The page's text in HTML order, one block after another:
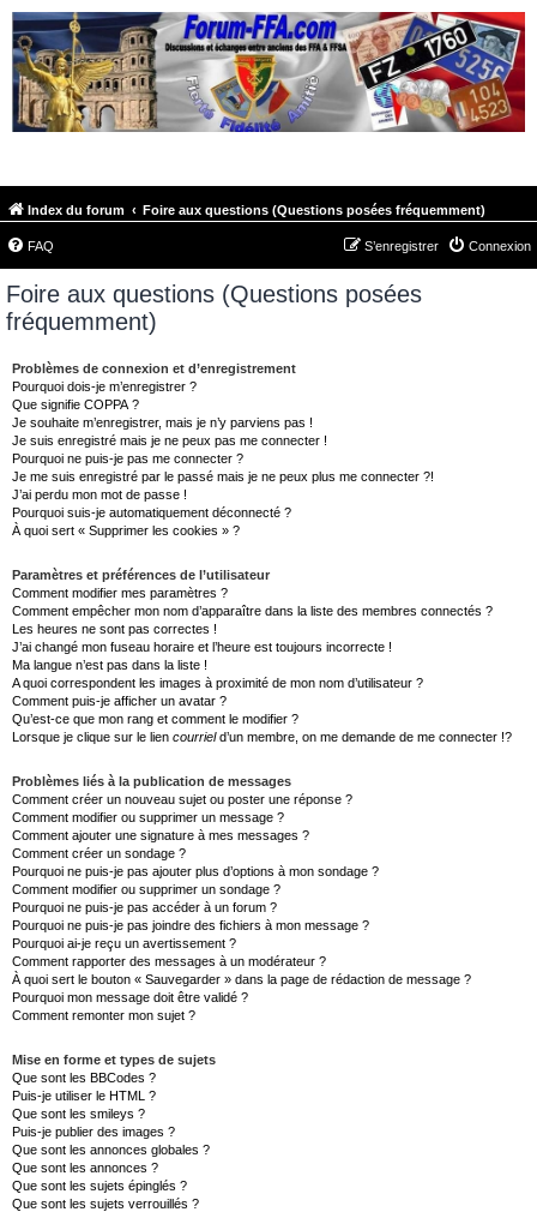
Index du forum Foire aux questions (Questions posées fréquemment)
FAQ Connexion
S’enregistrer
Foire aux questions (Questions posées
fréquemment)
Problèmes de connexion et d’enregistrement
Pourquoi dois-je m’enregistrer ?
Que signifie COPPA ?
Je souhaite m’enregistrer, mais je n’y parviens pas !
Je suis enregistré mais je ne peux pas me connecter !
Pourquoi ne puis-je pas me connecter ?
Je me suis enregistré par le passé mais je ne peux plus me connecter ?!
J’ai perdu mon mot de passe !
Pourquoi suis-je automatiquement déconnecté ?
À quoi sert « Supprimer les cookies » ?
Paramètres et préférences de l’utilisateur
Comment modifier mes paramètres ?
Comment empêcher mon nom d’apparaître dans la liste des membres connectés ?
Les heures ne sont pas correctes !
J’ai changé mon fuseau horaire et l’heure est toujours incorrecte !
Ma langue n’est pas dans la liste !
A quoi correspondent les images à proximité de mon nom d’utilisateur ?
Comment puis-je afficher un avatar ?
Qu’est-ce que mon rang et comment le modifier ?
Lorsque je clique sur le lien courrield’un membre, on me demande de me connecter !?
Problèmes liés à la publication de messages
Comment créer un nouveau sujet ou poster une réponse ?
Comment modifier ou supprimer un message ?
Comment ajouter une signature à mes messages ?
Comment créer un sondage ?
Pourquoi ne puis-je pas ajouter plus d’options à mon sondage ?
Comment modifier ou supprimer un sondage ?
Pourquoi ne puis-je pas accéder à un forum ?
Pourquoi ne puis-je pas joindre des fichiers à mon message ?
Pourquoi ai-je reçu un avertissement ?
Comment rapporter des messages à un modérateur ?
À quoi sert le bouton « Sauvegarder » dans la page de rédaction de message ?
Pourquoi mon message doit être validé ?
Comment remonter mon sujet ?
Mise en forme et types de sujets
Que sont les BBCodes ?
Puis-je utiliser le HTML ?
Que sont les smileys ?
Puis-je publier des images ?
Que sont les annonces globales ?
Que sont les annonces ?
Que sont les sujets épinglés ?
Que sont les sujets verrouillés ?